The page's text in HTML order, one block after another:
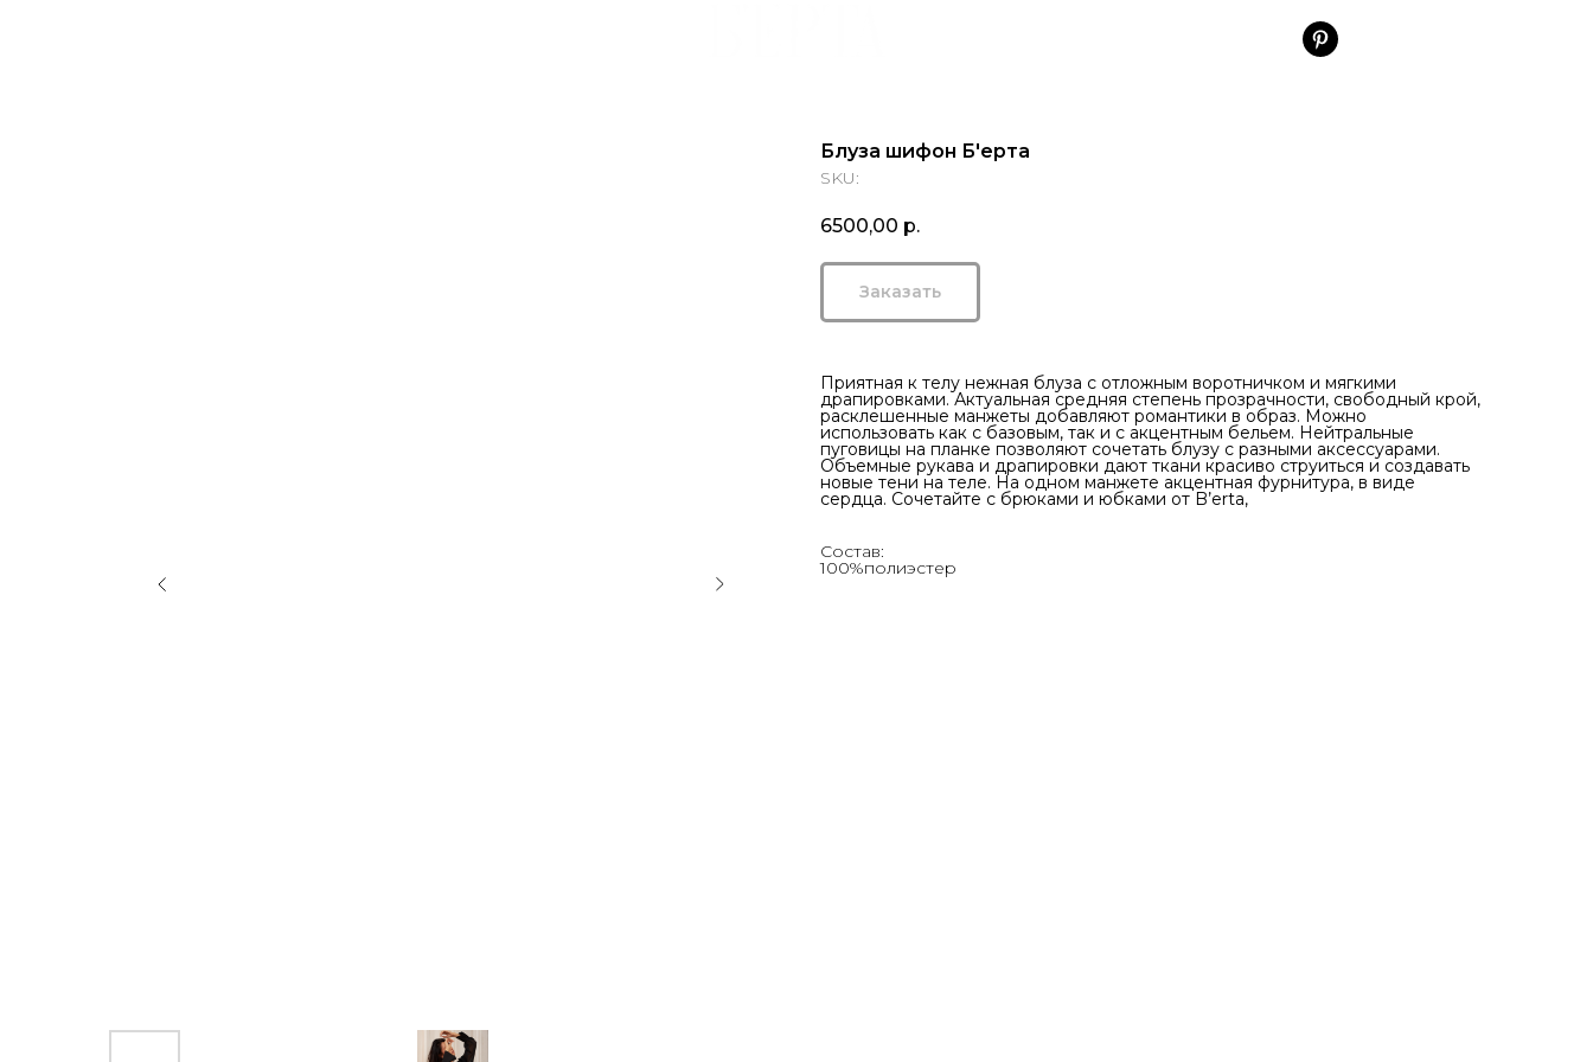
Блуза шифон Б'ерта
SKU:
6500,00 р.
Заказать
Приятная к телу нежная блуза с отложным воротничком и мягкими
драпировками. Актуальная средняя степень прозрачности, свободный крой,
расклешенные манжеты добавляют романтики в образ. Можно
использовать как с базовым, так и с акцентным бельем. Нейтральные
пуговицы на планке позволяют сочетать блузу с разными аксессуарами.
Объемные рукава и драпировки дают ткани красиво струиться и создавать
новые тени на теле. На одном манжете акцентная фурнитура, в виде
сердца. Сочетайте с брюками и юбками от B’erta,
Состав:
100%полиэстер